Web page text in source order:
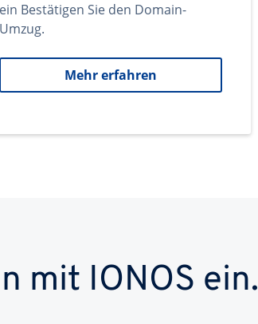
ein Bestätigen Sie den Domain-
Umzug.
Mehr erfahren
mit IONOS ein.